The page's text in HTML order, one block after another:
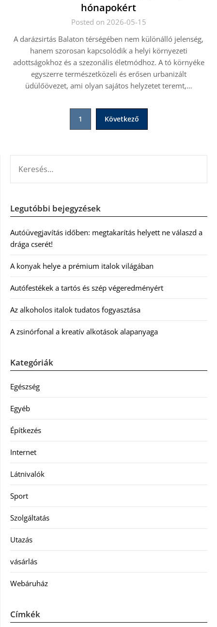
hónapokért
Posted on 2026-05-15
A darázsirtás Balaton térségében nem különálló jelenség,
hanem szorosan kapcsolódik a helyi környezeti
adottságokhoz és a szezonális életmódhoz. A tó környéke
egyszerre természetközeli és erősen urbanizált
üdülőövezet, ami olyan sajátos helyzetet teremt,…
1 Következő
Legutóbbi bejegyzések
Autóüvegjavítás időben: megtakarítás helyett ne válaszd a
drága cserét!
A konyak helye a prémium italok világában
Autófestékek a tartós és szép végeredményért
Az alkoholos italok tudatos fogyasztása
A zsinórfonal a kreatív alkotások alapanyaga
Kategóriák
Egészség
Egyéb
Építkezés
Internet
Látnivalók
Sport
Szolgáltatás
Utazás
vásárlás
Webáruház
Címkék